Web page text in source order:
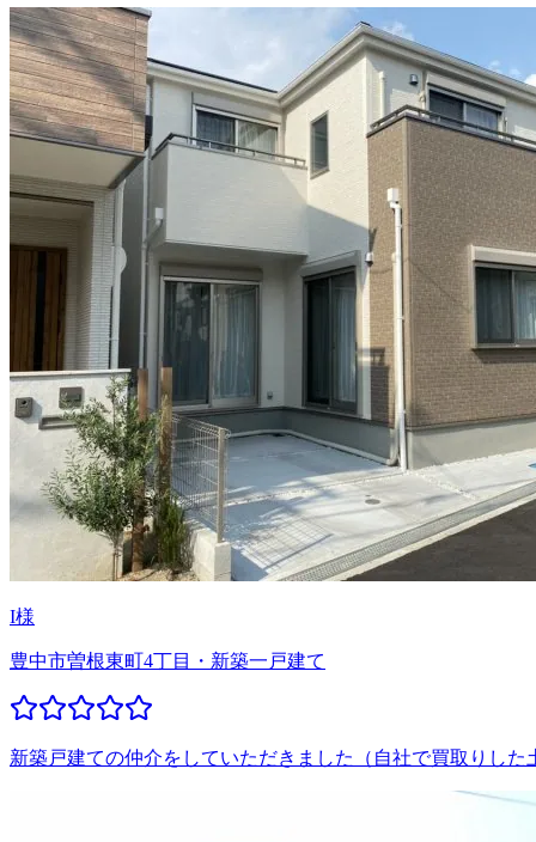
I様
豊中市曽根東町4丁目・新築一戸建て
新築戸建ての仲介をしていただきました（自社で買取りし